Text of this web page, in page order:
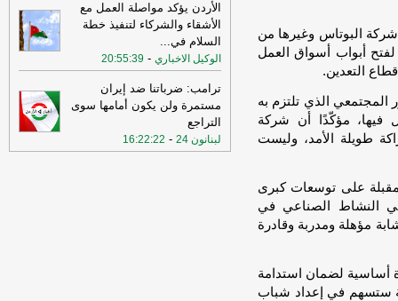
شركة البوتاس وغيرها من
أبواب أسواق العمل
التعدين.
المجتمعي الذي تلتزم به
فيها، مؤكّدًا أن شركة
طويلة الأمد، وليست
مقبلة على توسعات كبرى
النشاط الصناعي في
مؤهلة ومدربة وقادرة
أساسية لضمان استدامة
ستسهم في إعداد شباب
19:02
‏الخارجية الأردنية للقائم بالأعمال
الإيراني: هناك بيانات إيرانية رسمية
تحريضية ضد الأردن ⁧‫ -لبنانون 24
15:57
وزير الدفاع الإسرائيلي: إذا
هاجمتنا إيران فسنرد ونهاجمها بشكل
مستقل-
15:55
وزير الخارجية الإيراني: اختراق
الأردن يؤكد مواصلة العمل مع
الأشقاء والشركاء لتنفيذ خطة
السلام في...
الوكيل الاخباري -
20:55:39
ترامب: ضرباتنا ضد إيران
مستمرة ولن يكون أمامها سوى
التراجع
لبنانون 24 -
16:22:22